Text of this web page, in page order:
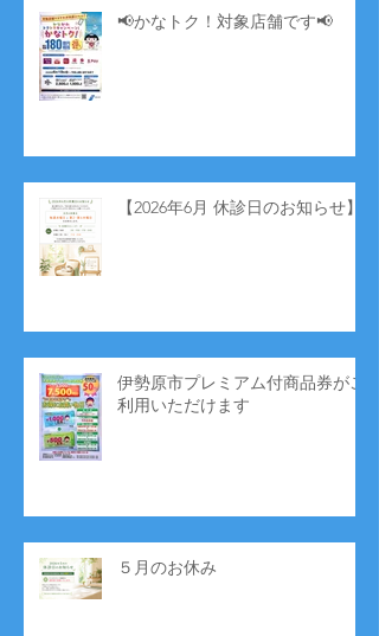
📢かなトク！対象店舗です📢
【2026年6月 休診日のお知らせ】
伊勢原市プレミアム付商品券がご
利用いただけます
５月のお休み